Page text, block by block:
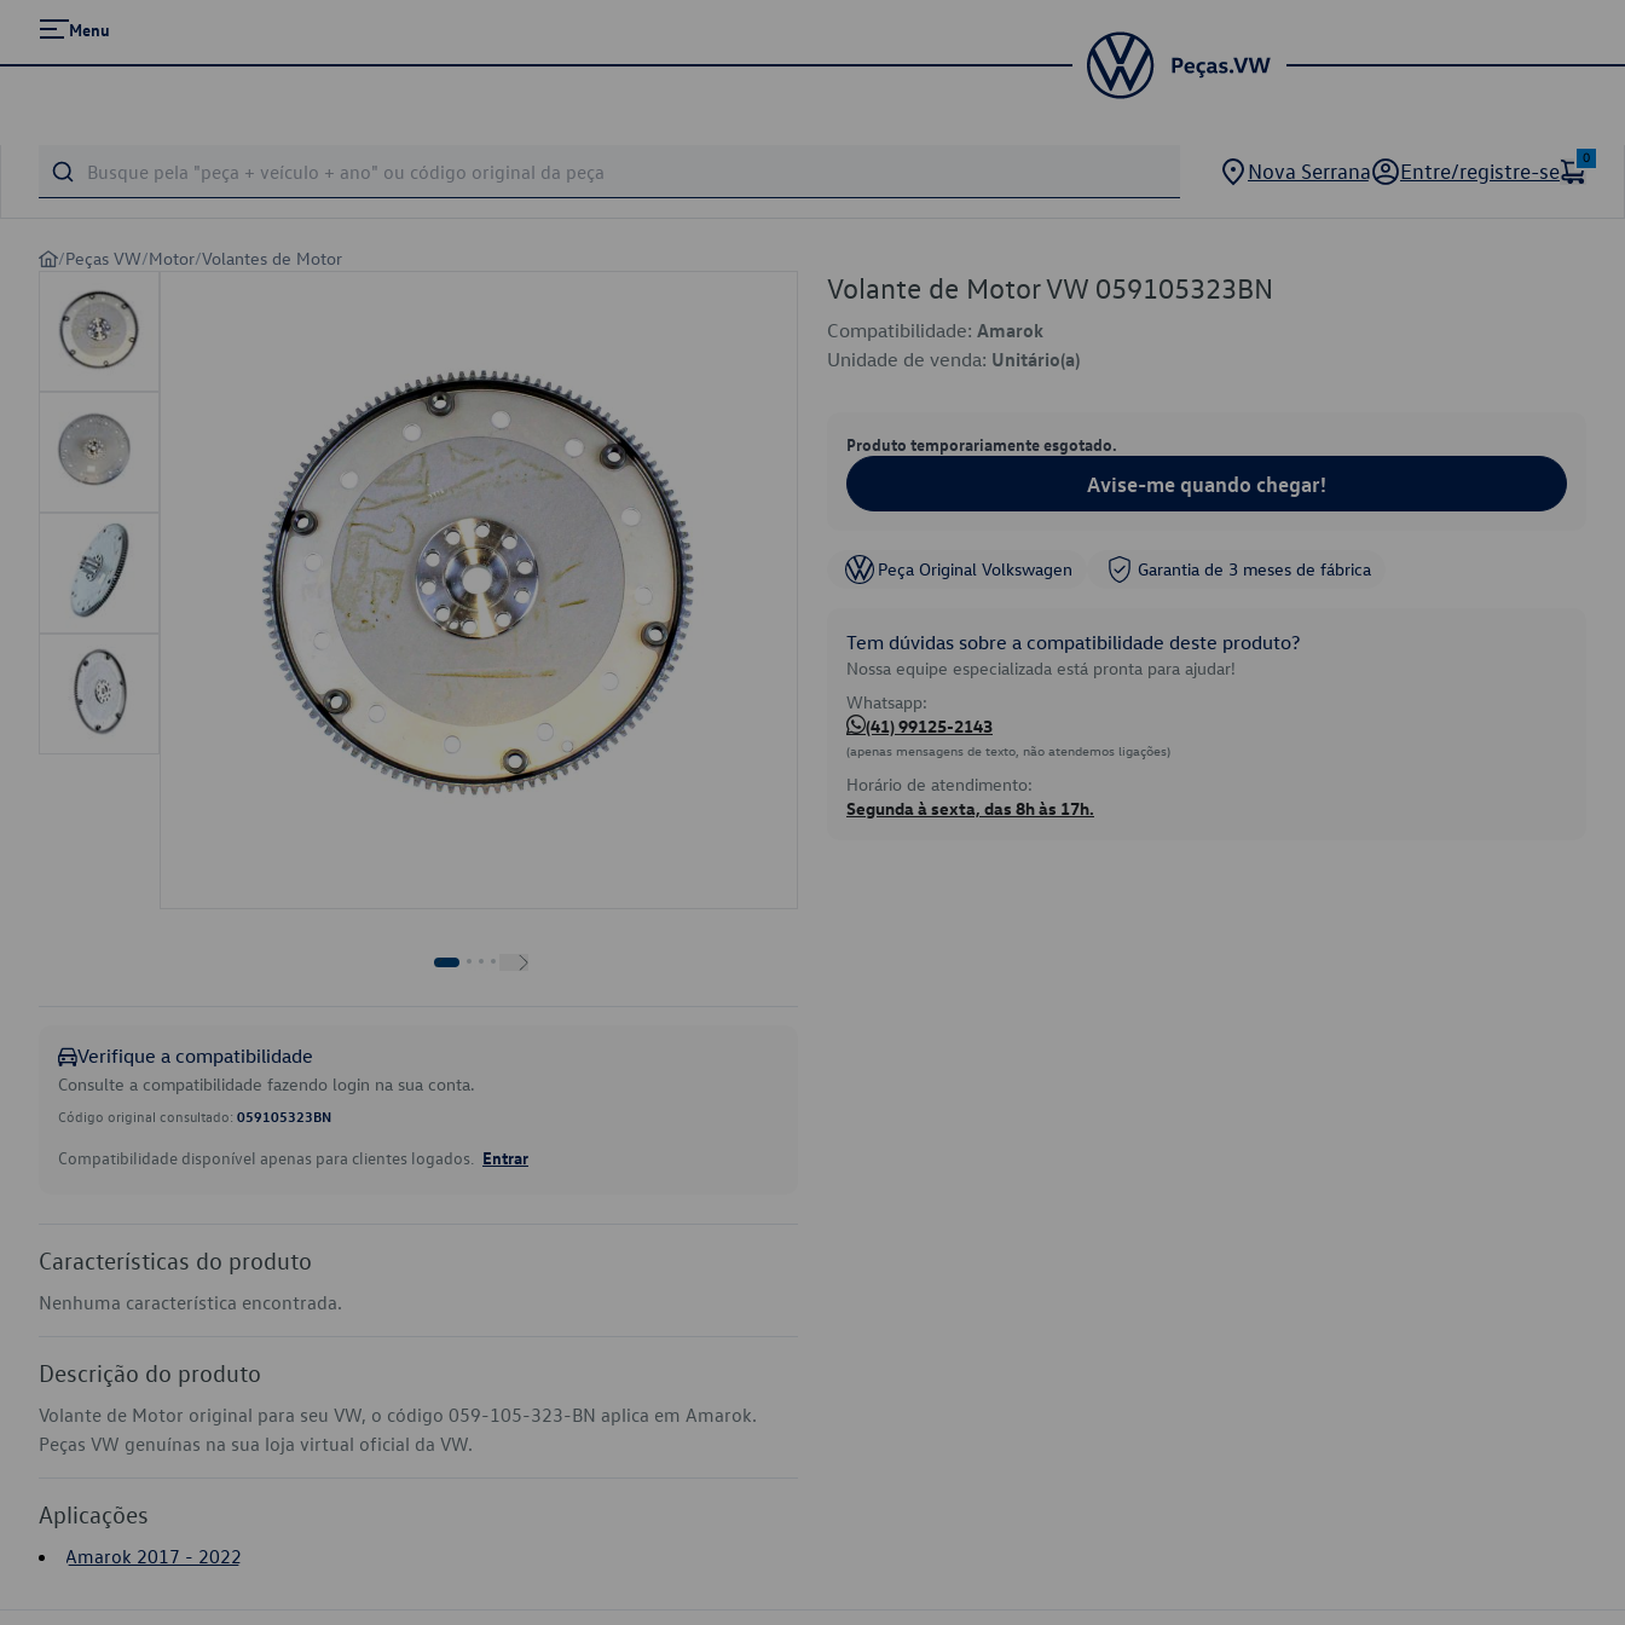
Menu
Nova Serrana Entre/registre-se
0
/Peças VW/Motor/Volantes de Motor
Verifique a compatibilidade
Consulte a compatibilidade fazendo login na sua conta.
Código original consultado: 059105323BN
Compatibilidade disponível apenas para clientes logados. Entrar
Características do produto
Nenhuma característica encontrada.
Descrição do produto
Volante de Motor original para seu VW, o código 059-105-323-BN aplica em Amarok.
Peças VW genuínas na sua loja virtual oficial da VW.
Aplicações
Amarok 2017 - 2022
Volante de Motor VW 059105323BN
Compatibilidade: Amarok
Unidade de venda: Unitário(a)
Produto temporariamente esgotado.
Avise-me quando chegar!
Peça Original Volkswagen Garantia de 3 meses de fábrica
Tem dúvidas sobre a compatibilidade deste produto?
Nossa equipe especializada está pronta para ajudar!
Whatsapp:
(41) 99125-2143
(apenas mensagens de texto, não atendemos ligações)
Horário de atendimento:
Segunda à sexta, das 8h às 17h.